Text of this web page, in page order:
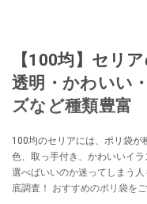
【100均】セリ
透明・かわいい
ズなど種類豊富
100均のセリアには、ポリ袋が
色、取っ手付き、かわいいイ
選べばいいのか迷ってしまう
底調査！ おすすめのポリ袋を